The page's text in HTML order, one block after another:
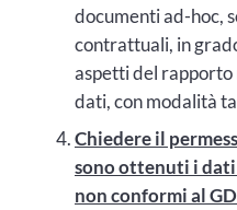
documenti ad-hoc,
contrattuali, in
aspetti del
dati, con modalità
Chiedere il
sono ottenuti i dati
non conformi al